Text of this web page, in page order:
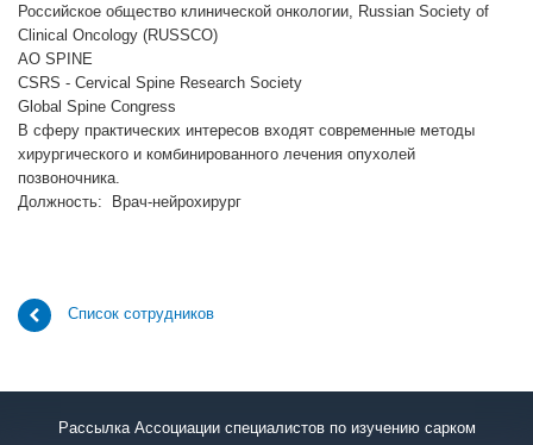
Российское общество клинической онкологии, Russian Society of
Clinical Oncology (RUSSCO)
AO SPINE
CSRS - Cervical Spine Research Society
Global Spine Congress
В сферу практических интересов входят современные методы
хирургического и комбинированного лечения опухолей
позвоночника.
Должность: Врач-нейрохирург
Список сотрудников
Рассылка Ассоциации специалистов по изучению сарком